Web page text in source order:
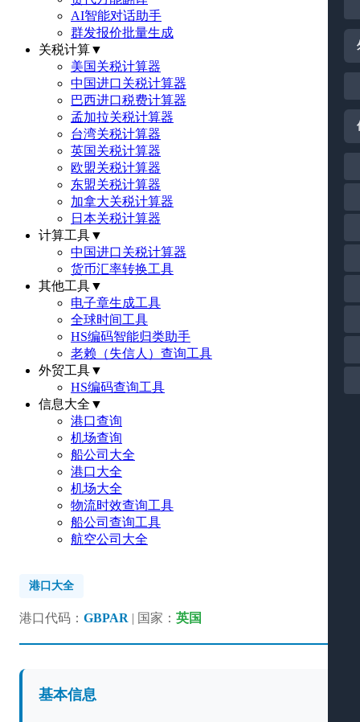
AI智能对话助手
群发报价批量生成
关税计算▼
美国关税计算器
中国进口关税计算器
巴西进口税费计算器
孟加拉关税计算器
台湾关税计算器
英国关税计算器
欧盟关税计算器
东盟关税计算器
加拿大关税计算器
日本关税计算器
计算工具▼
中国进口关税计算器
货币汇率转换工具
其他工具▼
电子章生成工具
全球时间工具
HS编码智能归类助手
老赖（失信人）查询工具
外贸工具▼
HS编码查询工具
信息大全 ▼
港口查询
机场查询
船公司大全
港口大全
机场大全
物流时效查询工具
船公司查询工具
航空公司大全
港口大全
港口代码： GBPAR | 国家： 英国
基本信息